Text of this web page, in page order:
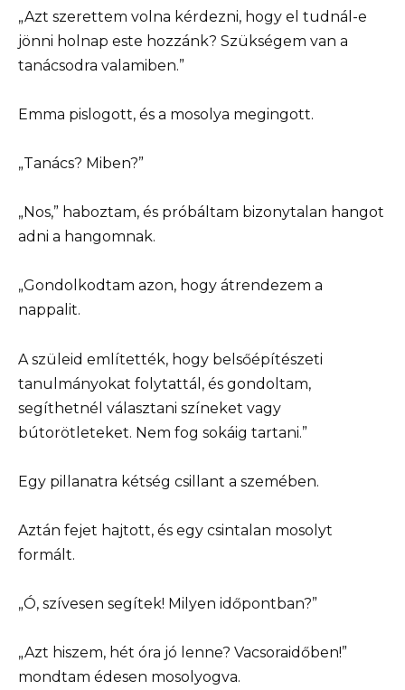
„Azt szerettem volna kérdezni, hogy el tudnál-e
jönni holnap este hozzánk? Szükségem van a
tanácsodra valamiben.”
Emma pislogott, és a mosolya megingott.
„Tanács? Miben?”
„Nos,” haboztam, és próbáltam bizonytalan hangot
adni a hangomnak.
„Gondolkodtam azon, hogy átrendezem a
nappalit.
A szüleid említették, hogy belsőépítészeti
tanulmányokat folytattál, és gondoltam,
segíthetnél választani színeket vagy
bútorötleteket. Nem fog sokáig tartani.”
Egy pillanatra kétség csillant a szemében.
Aztán fejet hajtott, és egy csintalan mosolyt
formált.
„Ó, szívesen segítek! Milyen időpontban?”
„Azt hiszem, hét óra jó lenne? Vacsoraidőben!”
mondtam édesen mosolyogva.